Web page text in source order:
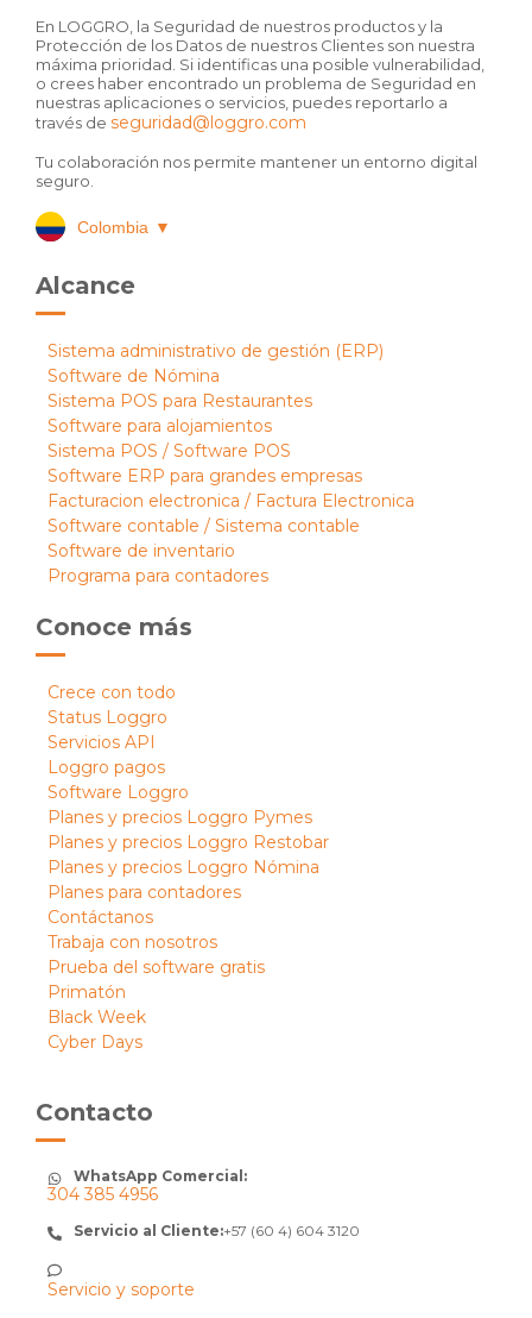
En LOGGRO, la Seguridad de nuestros productos y la
Protección de los Datos de nuestros Clientes son nuestra
máxima prioridad. Si identificas una posible vulnerabilidad,
o crees haber encontrado un problema de Seguridad en
nuestras aplicaciones o servicios, puedes reportarlo a
través de seguridad@loggro.com
Tu colaboración nos permite mantener un entorno digital
seguro.
Colombia ▼
Alcance
Sistema administrativo de gestión (ERP)
Software de Nómina
Sistema POS para Restaurantes
Software para alojamientos
Sistema POS / Software POS
Software ERP para grandes empresas
Facturacion electronica / Factura Electronica
Software contable / Sistema contable
Software de inventario
Programa para contadores
Conoce más
Crece con todo
Status Loggro
Servicios API
Loggro pagos
Software Loggro
Planes y precios Loggro Pymes
Planes y precios Loggro Restobar
Planes y precios Loggro Nómina
Planes para contadores
Contáctanos
Trabaja con nosotros
Prueba del software gratis
Primatón
Black Week
Cyber Days
Contacto
WhatsApp Comercial:
304 385 4956
Servicio al Cliente:+57 (60 4) 604 3120
Servicio y soporte